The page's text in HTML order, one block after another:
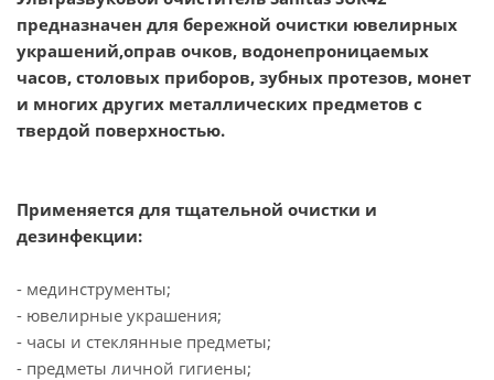
предназначен для бережной очистки ювелирных
украшений,оправ очков, водонепроницаемых
часов, столовых приборов, зубных протезов, монет
и многих других металлических предметов с
твердой поверхностью.
Применяется для тщательной очистки и
дезинфекции:
- мединструменты;
- ювелирные украшения;
- часы и стеклянные предметы;
- предметы личной гигиены;